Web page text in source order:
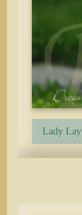
Lady Lay